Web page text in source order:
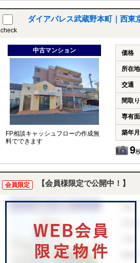
check
ダイアパレス武蔵野本町｜西東
中古マンション
FP相談キャッシュフローの作成無
料でできます
価格
所在地
交通
間取り
専有
築年月
9
会員限定 【会員様限定で公開中！】